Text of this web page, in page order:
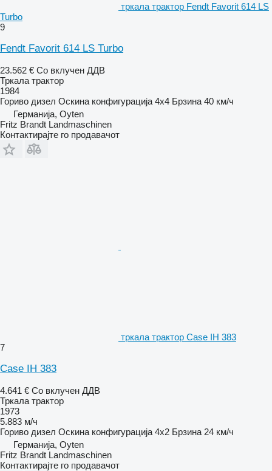
тркала трактор Fendt Favorit 614 LS
Turbo
9
Fendt Favorit 614 LS Turbo
23.562 € Со вклучен ДДВ
Тркала трактор
1984
Гориво дизел Оскина конфигурација 4x4 Брзина 40 км/ч
Германија, Oyten
Fritz Brandt Landmaschinen
Контактирајте го продавачот
тркала трактор Case IH 383
7
Case IH 383
4.641 € Со вклучен ДДВ
Тркала трактор
1973
5.883 м/ч
Гориво дизел Оскина конфигурација 4x2 Брзина 24 км/ч
Германија, Oyten
Fritz Brandt Landmaschinen
Контактирајте го продавачот